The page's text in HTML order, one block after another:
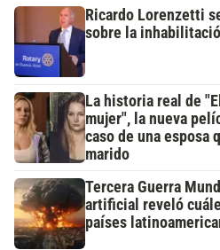
Ricardo Lorenzetti
sobre la
La historia real de
mujer", la nueva
caso de una esposa
marido
Tercera Guerra
artificial reveló
países